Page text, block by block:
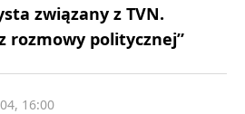
związany z TVN.
rozmowy politycznej”
16:00